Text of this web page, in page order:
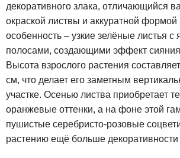
декоративного злака, отличающийся
окраской листвы и аккуратной формой
особенность – узкие зелёные листья
полосами, создающими эффект сияния
Высота взрослого растения
см, что делает его заметным
участке. Осенью листва приобретает
оранжевые оттенки, а на фоне этой
пушистые серебристо-розовые
растению ещё больше декоративности